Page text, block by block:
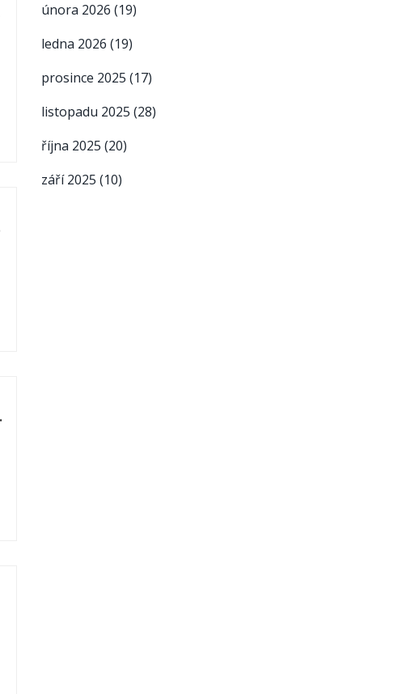
února 2026 (19)
ledna 2026 (19)
prosince 2025 (17)
listopadu 2025 (28)
října 2025 (20)
září 2025 (10)